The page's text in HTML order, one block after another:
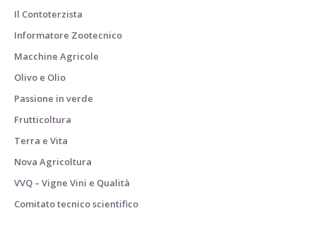
Il Contoterzista
Informatore Zootecnico
Macchine Agricole
Olivo e Olio
Passione in verde
Frutticoltura
Terra e Vita
Nova Agricoltura
VVQ – Vigne Vini e Qualità
Comitato tecnico scientifico